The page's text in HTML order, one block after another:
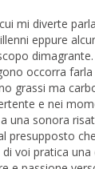
mi diverte
eppure
occorra
grassi ma
e nei
una sonora
presupposto
voi pratica una